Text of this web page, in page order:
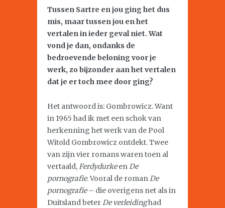
Tussen Sartre en jou ging het dus
mis, maar tussen jou en het
vertalen in ieder geval niet. Wat
vond je dan, ondanks de
bedroevende beloning voor je
werk, zo bijzonder aan het vertalen
dat je er toch mee door ging?
Het antwoord is: Gombrowicz. Want
in 1965 had ik met een schok van
herkenning het werk van de Pool
Witold Gombrowicz ontdekt. Twee
van zijn vier romans waren toen al
vertaald,FerdydurkeenDe
pornografie. Vooral de romanDe
pornografie– die overigens net als in
Duitsland beterDe verleidinghad